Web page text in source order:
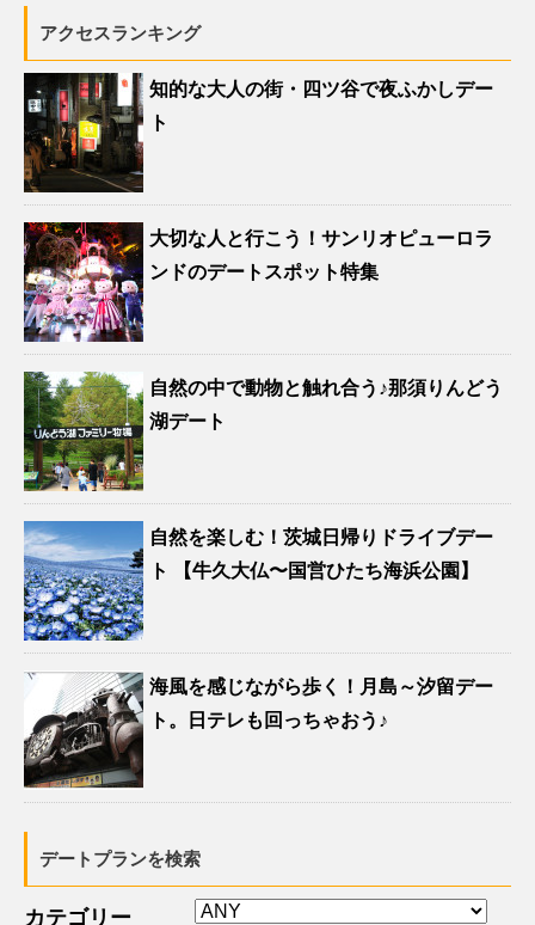
アクセスランキング
知的な大人の街・四ツ谷で夜ふかしデー
ト
大切な人と行こう！サンリオピューロラ
ンドのデートスポット特集
自然の中で動物と触れ合う♪那須りんどう
湖デート
自然を楽しむ！茨城日帰りドライブデー
ト 【牛久大仏〜国営ひたち海浜公園】
海風を感じながら歩く！月島～汐留デー
ト。日テレも回っちゃおう♪
デートプランを検索
カテゴリー